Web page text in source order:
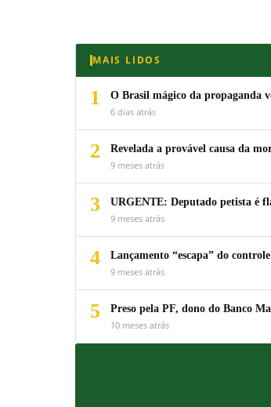
MAIS LIDOS
1
O Brasil mágico da propaganda
6 dias atrás
2
Revelada a provável causa da
9 meses atrás
3
URGENTE: Deputado petista é
9 meses atrás
4
Lançamento “escapa” do
9 meses atrás
5
Preso pela PF, dono do Banco
10 meses atrás